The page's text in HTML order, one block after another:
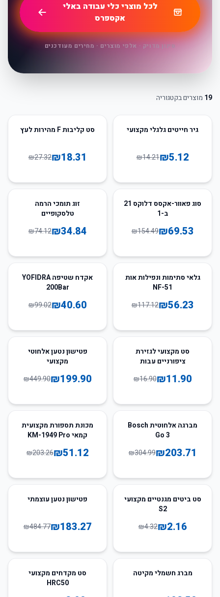
לכל מוצרי כלי עבודה באלי
אקספרס
סינון מדויק · אלפי מוצרים · מחירים מעודכנים
19 מוצרים בקטגוריה
64
גיר חייטים גלגלי מקצועי
₪5.12
₪14.21
33
סט קליבות F מהירות לעץ
₪18.31
₪27.32
55%
סוג פאוור-אקסס דלוקס 21
ב-1
₪69.53
₪154.49
זוג תומכי הרמה
טלסקופיים
₪34.84
₪74.12
52%גלאי סתימות ונפילות אות
NF-51
₪56.23
₪117.12
59
אקדח שטיפה YOFIDRA
200Bar
₪40.60
₪99.02
סט מקצועי לגזירת
ציפורניים עבות
₪11.90
₪16.90
פטישון נטען אלחוטי
מקצועי
₪199.90
₪449.90
33
מברגה אלחוטית Bosch
Go 3
₪203.71
₪304.99
75
מכונת תספורת מקצועית
קמאי KM-1949 Pro
₪51.12
₪203.26
50%סט ביטים מגנטיים מקצועי
S2
₪2.16
₪4.32
פטישון נטען עוצמתי
₪183.27
₪484.77
מברג חשמלי מקיטה
סט מקדחים מקצועי
HRC50